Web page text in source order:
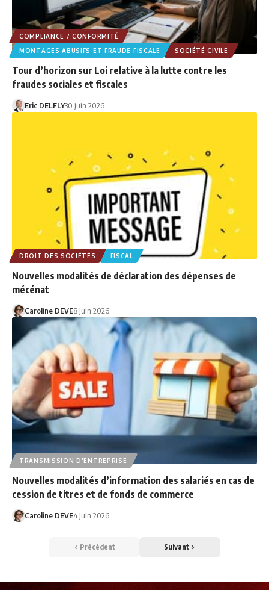
COMPLIANCE / CONFORMITÉ
MONTAGES ABUSIFS ET FRAUDE FISCALE
SOCIÉTÉ CIVILE
Tour d’horizon sur Loi relative à la lutte contre les
fraudes sociales et fiscales
Eric DELFLY30 juin 2026
DROIT DES SOCIÉTÉS FISCAL
Nouvelles modalités de déclaration des dépenses de
mécénat
Caroline DEVE8 juin 2026
TRANSMISSION D'ENTREPRISE
Nouvelles modalités d’information des salariés en cas de
cession de titres et de fonds de commerce
Caroline DEVE4 juin 2026
Précédent Suivant